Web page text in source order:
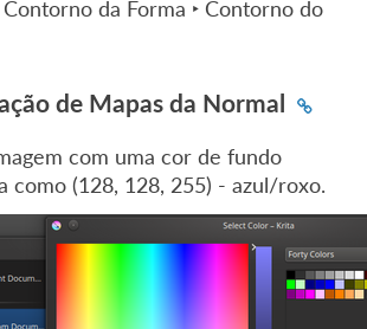
Contorno da Forma ‣ Contorno do
de Mapas da Normal
com uma cor de fundo
como (128, 128, 255) - azul/roxo.